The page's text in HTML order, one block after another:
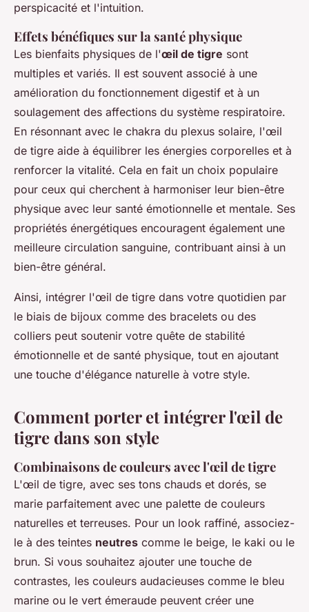
perspicacité et l'intuition.
Effets bénéfiques sur la santé physique
Les bienfaits physiques de l'œil de tigre sont
multiples et variés. Il est souvent associé à une
amélioration du fonctionnement digestif et à un
soulagement des affections du système respiratoire.
En résonnant avec le chakra du plexus solaire, l'œil
de tigre aide à équilibrer les énergies corporelles et à
renforcer la vitalité. Cela en fait un choix populaire
pour ceux qui cherchent à harmoniser leur bien-être
physique avec leur santé émotionnelle et mentale. Ses
propriétés énergétiques encouragent également une
meilleure circulation sanguine, contribuant ainsi à un
bien-être général.
Ainsi, intégrer l'œil de tigre dans votre quotidien par
le biais de bijoux comme des bracelets ou des
colliers peut soutenir votre quête de stabilité
émotionnelle et de santé physique, tout en ajoutant
une touche d'élégance naturelle à votre style.
Comment porter et intégrer l'œil de
tigre dans son style
Combinaisons de couleurs avec l'œil de tigre
L'œil de tigre, avec ses tons chauds et dorés, se
marie parfaitement avec une palette de couleurs
naturelles et terreuses. Pour un look raffiné, associez-
le à des teintes neutres comme le beige, le kaki ou le
brun. Si vous souhaitez ajouter une touche de
contrastes, les couleurs audacieuses comme le bleu
marine ou le vert émeraude peuvent créer une